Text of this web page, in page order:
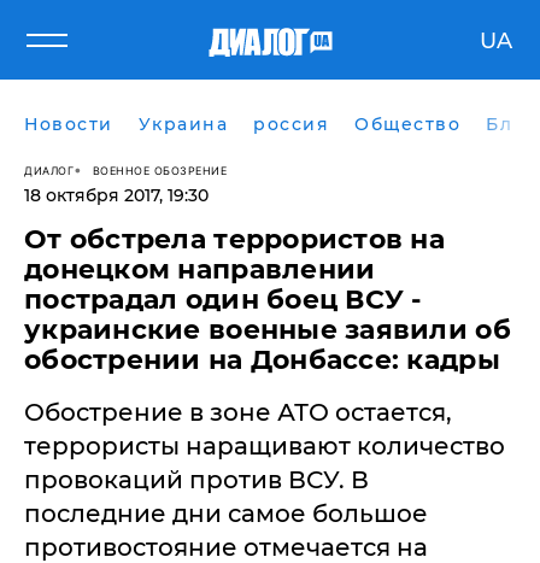
UA
Новости Украина россия Общество
ДИАЛОГ ВОЕННОЕ ОБОЗРЕНИЕ
18 октября 2017, 19:30
От обстрела террористов на
донецком направлении
пострадал один боец ВСУ -
украинские военные заявили об
обострении на Донбассе: кадры
Обострение в зоне АТО остается,
террористы наращивают количество
провокаций против ВСУ. В
последние дни самое большое
противостояние отмечается на